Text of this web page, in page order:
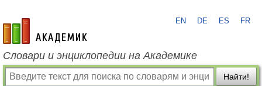
academic.ru
EN DE ES FR
Словари и энциклопедии на Академике
Найти!